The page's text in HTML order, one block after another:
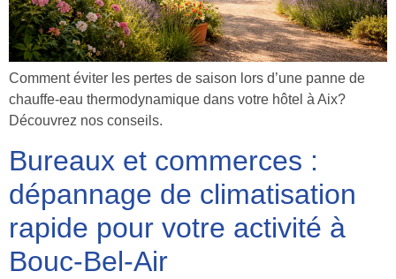
Comment éviter les pertes de saison lors d’une panne de
chauffe-eau thermodynamique dans votre hôtel à Aix?
Découvrez nos conseils.
Bureaux et commerces :
dépannage de climatisation
rapide pour votre activité à
Bouc-Bel-Air